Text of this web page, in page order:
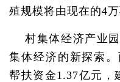
殖规模将由现在的4万
村集体经济产业园
集体经济的新探索
帮扶资金1.37亿元，